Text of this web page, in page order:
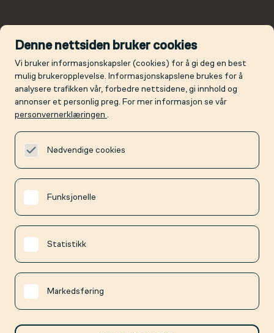
Denne nettsiden bruker cookies
Vi bruker informasjonskapsler (cookies) for å gi deg en best
mulig brukeropplevelse. Informasjonskapslene brukes for å
analysere trafikken vår, forbedre nettsidene, gi innhold og
annonser et personlig preg. For mer informasjon se vår
personvernerklæringen .
Nødvendige cookies
Funksjonelle
Statistikk
Markedsføring